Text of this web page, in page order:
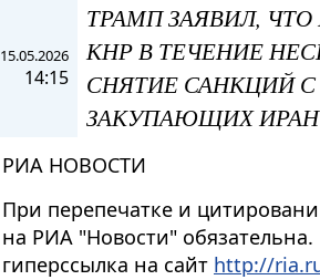
15.05.2026
14:15
ТРАМП ЗАЯВИЛ,
КНР В ТЕЧЕНИЕ
СНЯТИЕ САНКЦИЙ
ЗАКУПАЮЩИХ
РИА НОВОСТИ
При перепечатке и
на РИА "Новости"
гиперссылка на сайт http://